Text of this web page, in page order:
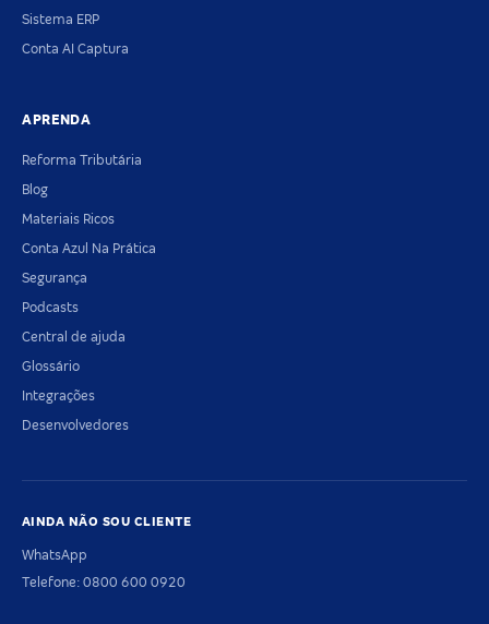
Sistema ERP
Conta AI Captura
APRENDA
Reforma Tributária
Blog
Materiais Ricos
Conta Azul Na Prática
Segurança
Podcasts
Central de ajuda
Glossário
Integrações
Desenvolvedores
AINDA NÃO SOU CLIENTE
WhatsApp
Telefone: 0800 600 0920